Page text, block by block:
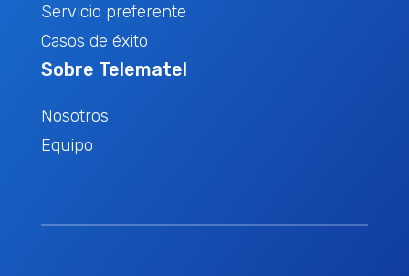
Servicio preferente
Casos de éxito
Sobre Telematel
Nosotros
Equipo